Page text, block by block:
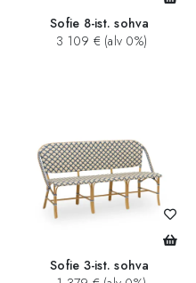
Sofie 8-ist. sohva
3 109 € (alv 0%)
Sofie 3-ist. sohva